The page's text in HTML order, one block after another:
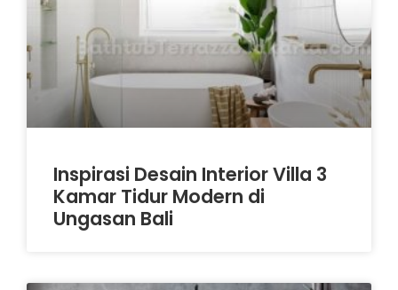
Inspirasi Desain Interior Villa 3
Kamar Tidur Modern di
Ungasan Bali